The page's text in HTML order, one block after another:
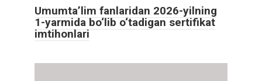
Umumta’lim fanlaridan 2026-yilning
1-yarmida bo‘lib o‘tadigan sertifikat
imtihonlari